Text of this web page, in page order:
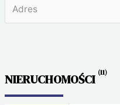
NIERUCHOMOŚCI (11)